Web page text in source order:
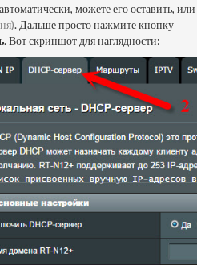
можете его оставить, или
. Дальше просто нажмите кнопку
. Вот скриншот для наглядности: